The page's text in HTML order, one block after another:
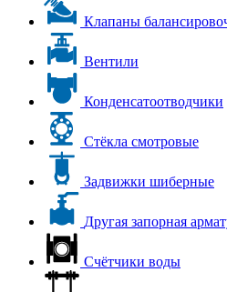
Клапаны
Вентили
Конденсатоотводчики
Стёкла смотровые
Задвижки шиберные
Другая запорная
Счётчики воды